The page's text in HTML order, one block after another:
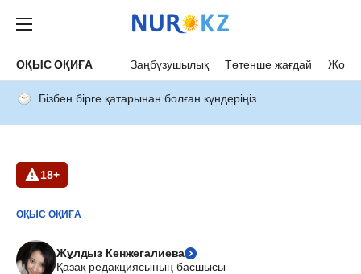
ОҚЫС ОҚИҒА Заңбұзушылық Төтенше жағдай Жол
Бізбен бірге қатарынан болған күндеріңіз
18+
ОҚЫС ОҚИҒА
Жұлдыз Кенжегалиева
Қазақ редакциясының басшысы